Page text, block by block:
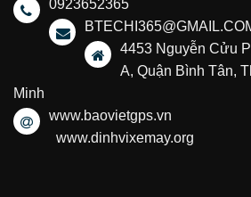
0923652365
4453 Nguyễn Cửu
A, Quận Bình Tân,
Minh
www.baovietgps.vn
www.dinhvixemay.org